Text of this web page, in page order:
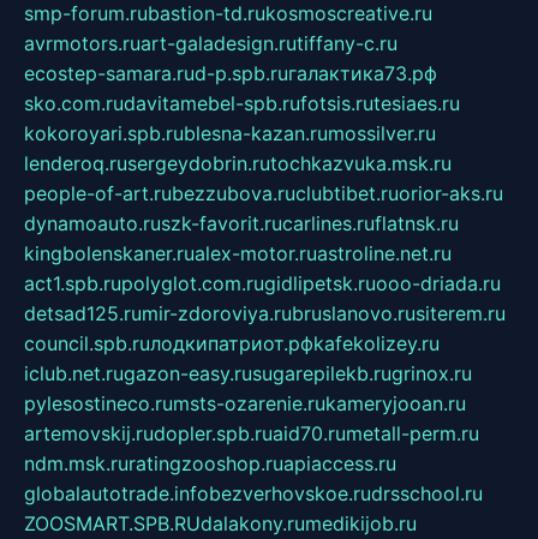
smp-forum.rubastion-td.rukosmoscreative.ru
avrmotors.ruart-galadesign.rutiffany-c.ru
ecostep-samara.rud-p.spb.ruгалактика73.рф
sko.com.rudavitamebel-spb.rufotsis.rutesiaes.ru
kokoroyari.spb.rublesna-kazan.rumossilver.ru
lenderoq.rusergeydobrin.rutochkazvuka.msk.ru
people-of-art.rubezzubova.ruclubtibet.ruorior-aks.ru
dynamoauto.ruszk-favorit.rucarlines.ruflatnsk.ru
kingbolenskaner.rualex-motor.ruastroline.net.ru
act1.spb.rupolyglot.com.rugidlipetsk.ruooo-driada.ru
detsad125.rumir-zdoroviya.rubruslanovo.rusiterem.ru
council.spb.ruлодкипатриот.рфkafekolizey.ru
iclub.net.rugazon-easy.rusugarepilekb.rugrinox.ru
pylesostineco.rumsts-ozarenie.rukameryjooan.ru
artemovskij.rudopler.spb.ruaid70.rumetall-perm.ru
ndm.msk.ruratingzooshop.ruapiaccess.ru
globalautotrade.infobezverhovskoe.rudrsschool.ru
ZOOSMART.SPB.RUdalakony.rumedikijob.ru